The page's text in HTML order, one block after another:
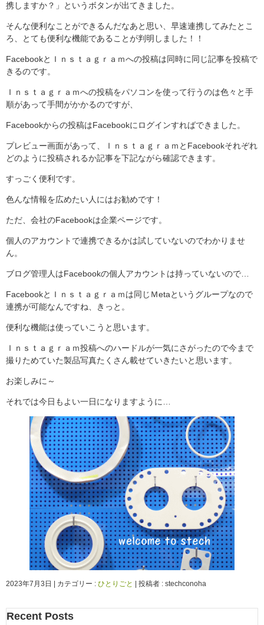
携しますか？」というボタンが出てきました。
そんな便利なことができるんだなあと思い、早速連携してみたとこ
ろ、とても便利な機能であることが判明しました！！
FacebookとＩｎｓｔａｇｒａｍへの投稿は同時に同じ記事を投稿で
きるのです。
Ｉｎｓｔａｇｒａｍへの投稿をパソコンを使って行うのは色々と手
順があって手間がかかるのですが、
Facebookからの投稿はFacebookにログインすればできました。
プレビュー画面があって、ＩｎｓｔａｇｒａｍとFacebookそれぞれ
どのように投稿されるか記事を下記ながら確認できます。
すっごく便利です。
色んな情報を広めたい人にはお勧めです！
ただ、会社のFacebookは企業ページです。
個人のアカウントで連携できるかは試していないのでわかりませ
ん。
ブログ管理人はFacebookの個人アカウントは持っていないので…
FacebookとＩｎｓｔａｇｒａｍは同じＭetaというグループなので
連携が可能なんですね、きっと。
便利な機能は使っていこうと思います。
Ｉｎｓｔａｇｒａｍ投稿へのハードルが一気にさがったので今まで
撮りためていた製品写真たくさん載せていきたいと思います。
お楽しみに～
それでは今日もよい一日になりますように…
2023年7月3日 | カテゴリー : ひとりごと | 投稿者 : stechconoha
Recent Posts